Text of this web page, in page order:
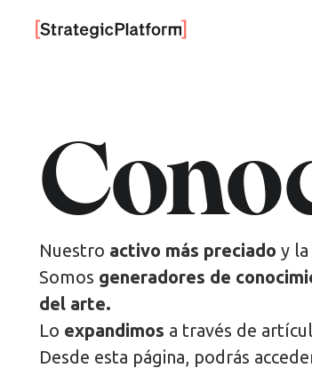
Nuestro activo más preciado y
Somos generadores de
del arte.
Lo expandimos a través de
Desde esta página, podrás